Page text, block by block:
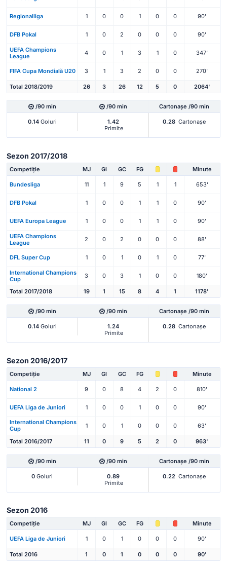
Regionalliga 1 0 0 1 0 0 90'
DFB Pokal 1 0 2 0 0 0 90'
UEFA Champions
League
4 0 1 3 1 0 347'
FIFA Cupa Mondială U20 3 1 3 2 0 0 270'
Total 2018/2019 26 3 26 12 5 0 2064'
/90 min /90 min Cartonașe /90 min
0.14Goluri
1.42
Primite
0.28 Cartonașe
Sezon 2017/2018
Competiție MJ Gl GC FG Minute
Bundesliga 11 1 9 5 1 1 653'
DFB Pokal 1 0 0 1 1 0 90'
UEFA Europa League 1 0 0 1 1 0 90'
UEFA Champions
League
2 0 2 0 0 0 88'
DFL Super Cup 1 0 1 0 1 0 77'
International Champions
Cup
3 0 3 1 0 0 180'
Total 2017/2018 19 1 15 8 4 1 1178'
/90 min /90 min Cartonașe /90 min
0.14Goluri
1.24
Primite
0.28 Cartonașe
Sezon 2016/2017
Competiție MJ Gl GC FG Minute
National 2 9 0 8 4 2 0 810'
UEFA Liga de Juniori 1 0 0 1 0 0 90'
International Champions
Cup
1 0 1 0 0 0 63'
Total 2016/2017 11 0 9 5 2 0 963'
/90 min /90 min Cartonașe /90 min
0 Goluri
0.89
Primite
0.22 Cartonașe
Sezon 2016
Competiție MJ Gl GC FG Minute
UEFA Liga de Juniori 1 0 1 0 0 0 90'
Total 2016 1 0 1 0 0 0 90'